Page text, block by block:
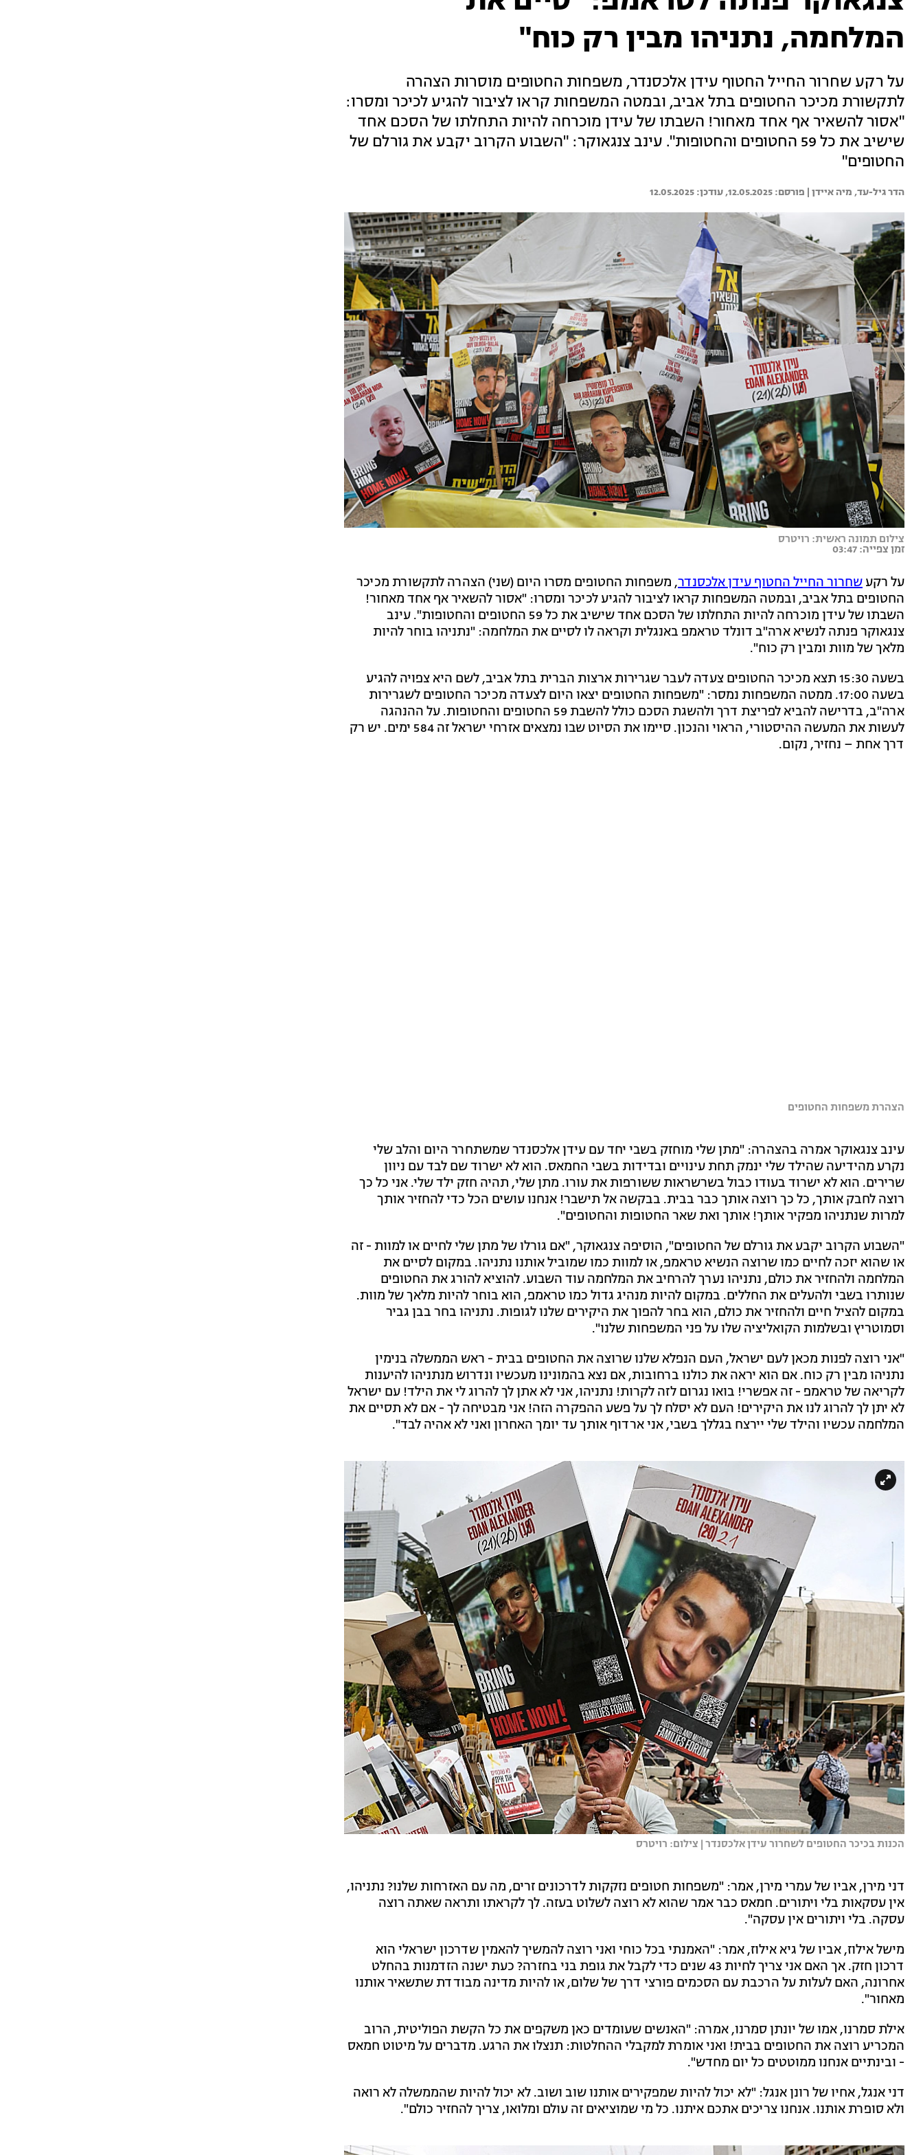
המלחמה, נתניהו מבין רק כוח"
על רקע שחרור החייל החטוף עידן אלכסנדר, משפחות החטופים מוסרות הצהרה
לתקשורת מכיכר החטופים בתל אביב, ובמטה המשפחות קראו לציבור להגיע לכיכר ומסרו:
"אסור להשאיר אף אחד מאחור! השבתו של עידן מוכרחה להיות התחלתו של הסכם אחד
שישיב את כל 59 החטופים והחטופות". עינב צנגאוקר: "השבוע הקרוב יקבע את גורלם של
החטופים"
הדר גיל-עד, מיה איידן | 12.05.2025
12.05.2025
צילום תמונה ראשית: רויטרס
זמן צפייה: 03:47
על רקע שחרור החייל החטוף עידן אלכסנדר, משפחות החטופים מסרו היום (שני) הצהרה לתקשורת מכיכר
החטופים בתל אביב, ובמטה המשפחות קראו לציבור להגיע לכיכר ומסרו: "אסור להשאיר אף אחד מאחור!
השבתו של עידן מוכרחה להיות התחלתו של הסכם אחד שישיב את כל 59 החטופים והחטופות". עינב
צנגאוקר פנתה לנשיא ארה"ב דונלד טראמפ באנגלית וקראה לו לסיים את המלחמה: "נתניהו בוחר להיות
מלאך של מוות ומבין רק כוח".
בשעה 15:30 תצא מכיכר החטופים צעדה לעבר שגרירות ארצות הברית בתל אביב, לשם היא צפויה להגיע
בשעה 17:00. ממטה המשפחות נמסר: "משפחות החטופים יצאו היום לצעדה מכיכר החטופים לשגרירות
ארה"ב, בדרישה להביא לפריצת דרך ולהשגת הסכם כולל להשבת 59 החטופים והחטופות. על ההנהגה
לעשות את המעשה ההיסטורי, הראוי והנכון. סיימו את הסיוט שבו נמצאים אזרחי ישראל זה 584 ימים. יש רק
דרך אחת – נחזיר, נקום.
הצהרת משפחות החטופים
עינב צנגאוקר אמרה בהצהרה: "מתן שלי מוחזק בשבי יחד עם עידן אלכסנדר שמשתחרר היום והלב שלי
נקרע מהידיעה שהילד שלי ינמק תחת עינויים ובדידות בשבי החמאס. הוא לא ישרוד שם לבד עם ניוון
שרירים. הוא לא ישרוד בעודו כבול בשרשראות ששורפות את עורו. מתן שלי, תהיה חזק ילד שלי. אני כל כך
רוצה לחבק אותך, כל כך רוצה אותך כבר בבית. בבקשה אל תישבר! אנחנו עושים הכל כדי להחזיר אותך
למרות שנתניהו מפקיר אותך! אותך ואת שאר החטופות והחטופים".
"השבוע הקרוב יקבע את גורלם של החטופים", הוסיפה צנגאוקר, "אם גורלו של מתן שלי לחיים או למוות - זה
או שהוא יזכה לחיים כמו שרוצה הנשיא טראמפ, או למוות כמו שמוביל אותנו נתניהו. במקום לסיים את
המלחמה ולהחזיר את כולם, נתניהו נערך להרחיב את המלחמה עוד השבוע. להוציא להורג את החטופים
שנותרו בשבי ולהעלים את החללים. במקום להיות מנהיג גדול כמו טראמפ, הוא בוחר להיות מלאך של מוות.
במקום להציל חיים ולהחזיר את כולם, הוא בחר להפוך את היקירים שלנו לגופות. נתניהו בחר בבן גביר
וסמוטריץ ובשלמות הקואליציה שלו על פני המשפחות שלנו".
"אני רוצה לפנות מכאן לעם ישראל, העם הנפלא שלנו שרוצה את החטופים בבית - ראש הממשלה בנימין
נתניהו מבין רק כוח. אם הוא יראה את כולנו ברחובות, אם נצא בהמונינו מעכשיו ונדרוש מנתניהו להיענות
לקריאה של טראמפ - זה אפשרי! בואו נגרום לזה לקרות! נתניהו, אני לא אתן לך להרוג לי את הילד! עם ישראל
לא יתן לך להרוג לנו את היקירים! העם לא יסלח לך על פשע ההפקרה הזה! אני מבטיחה לך - אם לא תסיים את
המלחמה עכשיו והילד שלי יירצח בגללך בשבי, אני ארדוף אותך עד יומך האחרון ואני לא אהיה לבד".
הכנות בכיכר החטופים לשחרור עידן אלכסנדר | צילום: רויטרס
דני מירן, אביו של עמרי מירן, אמר: "משפחות חטופים נזקקות לדרכונים זרים, מה עם האזרחות שלנו? נתניהו,
אין עסקאות בלי ויתורים. חמאס כבר אמר שהוא לא רוצה לשלוט בעזה. לך לקראתו ותראה שאתה רוצה
עסקה. בלי ויתורים אין עסקה".
מישל אילוז, אביו של גיא אילוז, אמר: "האמנתי בכל כוחי ואני רוצה להמשיך להאמין שדרכון ישראלי הוא
דרכון חזק. אך האם אני צריך לחיות 43 שנים כדי לקבל את גופת בני בחזרה? כעת ישנה הזדמנות בהחלט
אחרונה, האם לעלות על הרכבת עם הסכמים פורצי דרך של שלום, או להיות מדינה מבודדת שתשאיר אותנו
מאחור".
אילת סמרנו, אמו של יונתן סמרנו, אמרה: "האנשים שעומדים כאן משקפים את כל הקשת הפוליטית, הרוב
המכריע רוצה את החטופים בבית! ואני אומרת למקבלי ההחלטות: תנצלו את הרגע. מדברים על מיטוט חמאס
- ובינתיים אנחנו ממוטטים כל יום מחדש".
דני אנגל, אחיו של רונן אנגל: "לא יכול להיות שמפקירים אותנו שוב ושוב. לא יכול להיות שהממשלה לא רואה
ולא סופרת אותנו. אנחנו צריכים אתכם איתנו. כל מי שמוציאים זה עולם ומלואו, צריך להחזיר כולם".